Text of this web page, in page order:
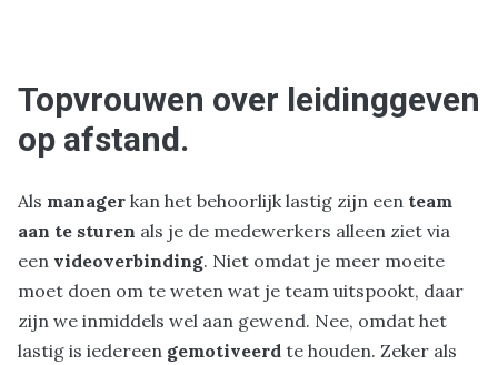
Topvrouwen over leidinggeven
op afstand.
Als manager kan het behoorlijk lastig zijn een team
aan te sturen als je de medewerkers alleen ziet via
een videoverbinding. Niet omdat je meer moeite
moet doen om te weten wat je team uitspookt, daar
zijn we inmiddels wel aan gewend. Nee, omdat het
lastig is iedereen gemotiveerd te houden. Zeker als